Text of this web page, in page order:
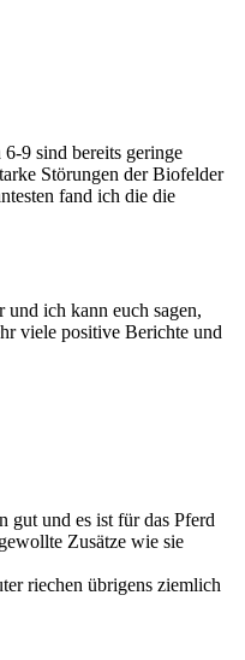
9 sind bereits geringe
Störungen der Biofelder
fand ich die die
ich kann euch sagen,
viele positive Berichte und
gut und es ist für das Pferd
Zusätze wie sie
riechen übrigens ziemlich